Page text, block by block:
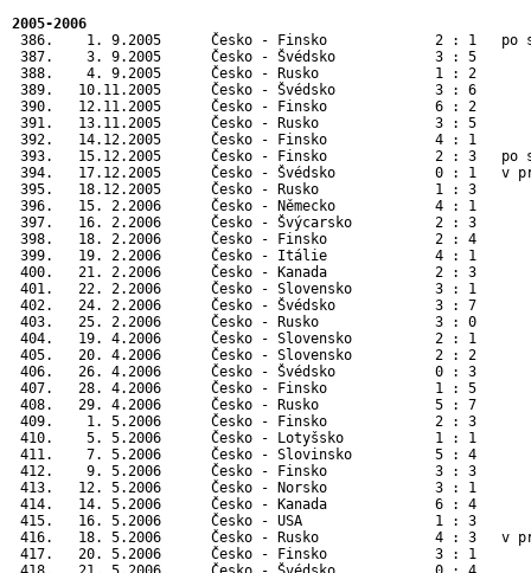
2005-2006
386.    1. 9.2005      Česko - Finsko             2 : 1   po
387.    3. 9.2005      Česko - Švédsko            3 : 5
388.    4. 9.2005      Česko - Rusko              1 : 2
389.   10.11.2005      Česko - Švédsko            3 : 6
390.   12.11.2005      Česko - Finsko             6 : 2
391.   13.11.2005      Česko - Rusko              3 : 5
392.   14.12.2005      Česko - Finsko             4 : 1
393.   15.12.2005      Česko - Finsko             2 : 3   po
394.   17.12.2005      Česko - Švédsko            0 : 1   v
395.   18.12.2005      Česko - Rusko              1 : 3
396.   15. 2.2006      Česko - Německo
397.   16. 2.2006      Česko - Švýcarsko
398.   18. 2.2006      Česko - Finsko
399.   19. 2.2006      Česko - Itálie
400.   21. 2.2006      Česko - Kanada
401.   22. 2.2006      Česko - Slovensko
402.   24. 2.2006      Česko - Švédsko
403.   25. 2.2006      Česko - Rusko
404.   19. 4.2006      Česko - Slovensko          2 : 1
405.   20. 4.2006      Česko - Slovensko          2 : 2
406.   26. 4.2006      Česko - Švédsko            0 : 3
407.   28. 4.2006      Česko - Finsko             1 : 5
408.   29. 4.2006      Česko - Rusko              5 : 7
409.    1. 5.2006      Česko - Finsko             2 : 3
410.    5. 5.2006      Česko - Lotyšsko
411.    7. 5.2006      Česko - Slovinsko
412.    9. 5.2006      Česko - Finsko
413.   12. 5.2006      Česko - Norsko
414.   14. 5.2006      Česko - Kanada
415.   16. 5.2006      Česko - USA
416.   18. 5.2006      Česko - Rusko              4 : 3
417.   20. 5.2006      Česko - Finsko